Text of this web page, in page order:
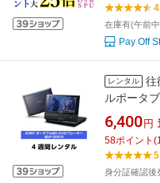
在庫有(午前
Pay Off
レンタル
往
ルポータ
ー ポータ
SX910（4
6,400 円
58ポイント (
5
身分証確認後